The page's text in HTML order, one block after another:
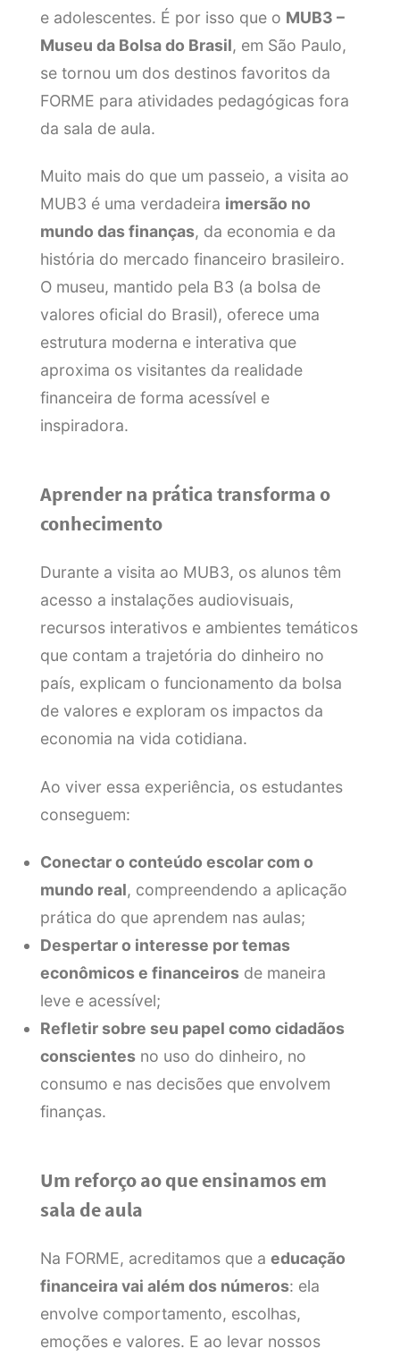
e adolescentes. É por isso que o MUB3 –
Museu da Bolsa do Brasil, em São Paulo,
se tornou um dos destinos favoritos da
FORME para atividades pedagógicas fora
da sala de aula.
Muito mais do que um passeio, a visita ao
MUB3 é uma verdadeira imersão no
mundo das finanças, da economia e da
história do mercado financeiro brasileiro.
O museu, mantido pela B3 (a bolsa de
valores oficial do Brasil), oferece uma
estrutura moderna e interativa que
aproxima os visitantes da realidade
financeira de forma acessível e
inspiradora.
Aprender na prática transforma o
conhecimento
Durante a visita ao MUB3, os alunos têm
acesso a instalações audiovisuais,
recursos interativos e ambientes temáticos
que contam a trajetória do dinheiro no
país, explicam o funcionamento da bolsa
de valores e exploram os impactos da
economia na vida cotidiana.
Ao viver essa experiência, os estudantes
conseguem:
Conectar o conteúdo escolar com o
mundo real, compreendendo a aplicação
prática do que aprendem nas aulas;
Despertar o interesse por temas
econômicos e financeirosde maneira
leve e acessível;
Refletir sobre seu papel como cidadãos
conscientesno uso do dinheiro, no
consumo e nas decisões que envolvem
finanças.
Um reforço ao que ensinamos em
sala de aula
Na FORME, acreditamos que a educação
financeira vai além dos números: ela
envolve comportamento, escolhas,
emoções e valores. E ao levar nossos